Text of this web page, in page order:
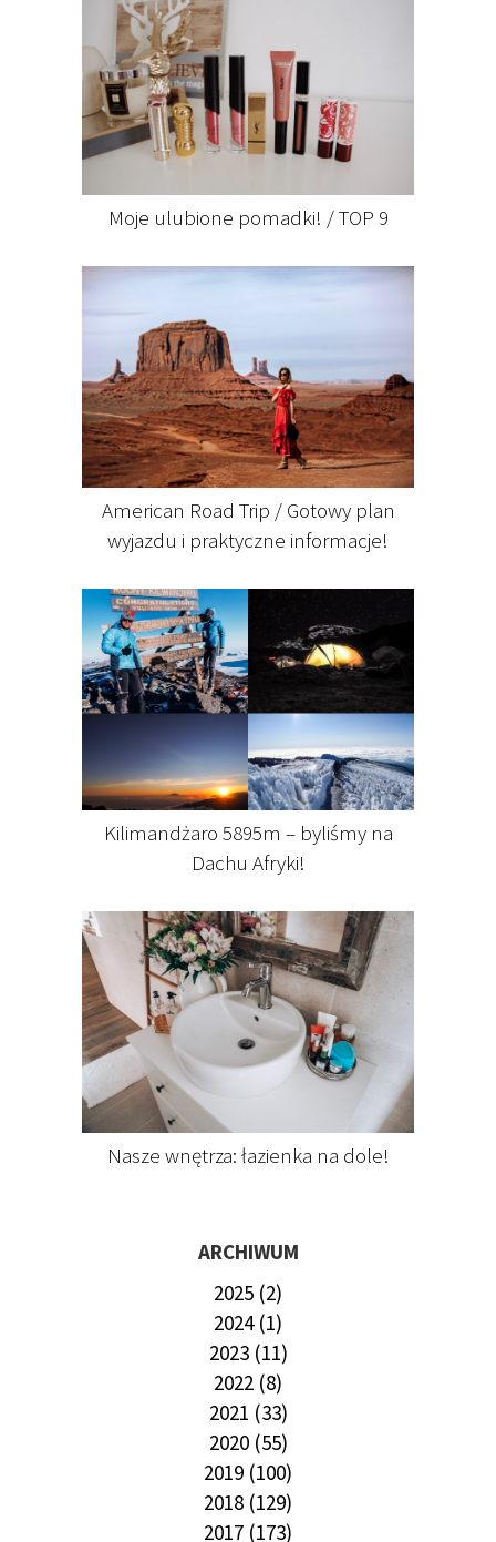
Moje ulubione pomadki! / TOP 9
American Road Trip / Gotowy plan
wyjazdu i praktyczne informacje!
Kilimandżaro 5895m – byliśmy na
Dachu Afryki!
Nasze wnętrza: łazienka na dole!
ARCHIWUM
2025 (2)
2024 (1)
2023 (11)
2022 (8)
2021 (33)
2020 (55)
2019 (100)
2018 (129)
2017 (173)